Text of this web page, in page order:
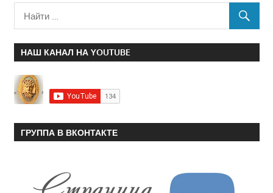
НАШ КАНАЛ НА YOUTUBE
ГРУППА В ВКОНТАКТЕ